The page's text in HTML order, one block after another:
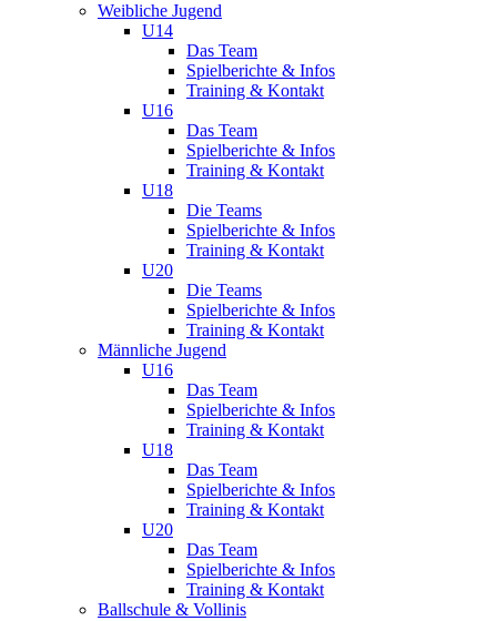
Weibliche Jugend
U14
Das Team
Spielberichte & Infos
Training & Kontakt
U16
Das Team
Spielberichte & Infos
Training & Kontakt
U18
Die Teams
Spielberichte & Infos
Training & Kontakt
U20
Die Teams
Spielberichte & Infos
Training & Kontakt
Männliche Jugend
U16
Das Team
Spielberichte & Infos
Training & Kontakt
U18
Das Team
Spielberichte & Infos
Training & Kontakt
U20
Das Team
Spielberichte & Infos
Training & Kontakt
Ballschule & Vollinis